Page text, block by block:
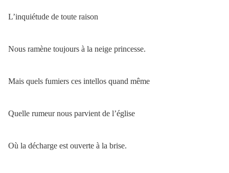
L’inquiétude de toute raison
Nous ramène toujours à la neige princesse.
Mais quels fumiers ces intellos quand même
Quelle rumeur nous parvient de l’église
Où la décharge est ouverte à la brise.